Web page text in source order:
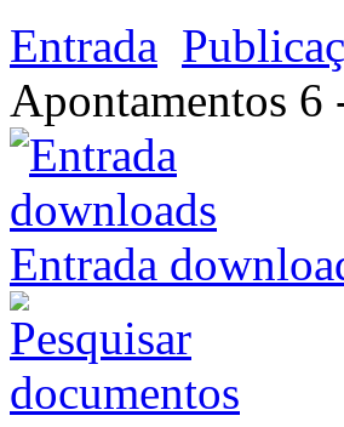
Entrada
Apontamentos 6
Entrada